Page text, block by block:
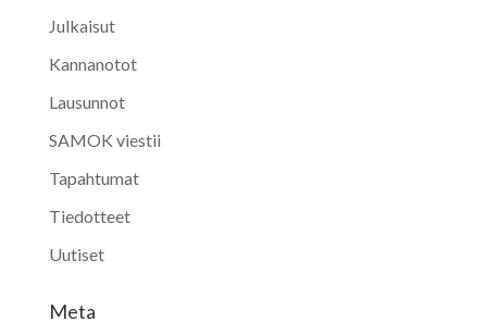
Julkaisut
Kannanotot
Lausunnot
SAMOK viestii
Tapahtumat
Tiedotteet
Uutiset
Meta